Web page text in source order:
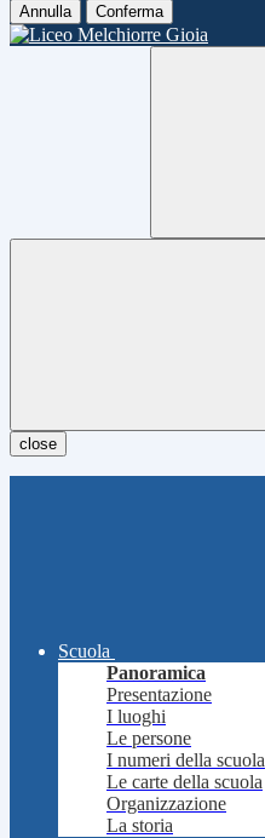
Annulla Conferma
close
Scuola
Panoramica
Presentazione
I luoghi
Le persone
I numeri della scuola
Le carte della scuola
Organizzazione
La storia